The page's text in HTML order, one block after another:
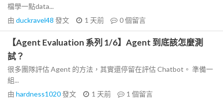
檔學一點data...
由 duckravel48 發文 1 天前 0個留言
【Agent Evaluation 系列 1/6】Agent 到底該怎麼測
試？
很多團隊評估 Agent 的方法，其實還停留在評估 Chatbot。 準備一
組...
由 hardness1020發文 1 天前 1 個留言